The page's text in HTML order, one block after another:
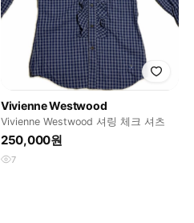
Vivienne Westwood
Vivienne Westwood 셔링 체크 셔츠
250,000원
7